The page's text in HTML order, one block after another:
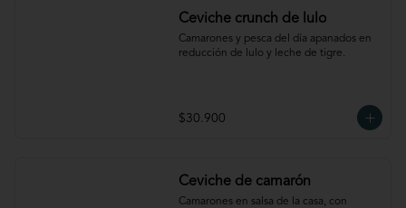
Ceviche crunch de lulo
Camarones y pesca del día apanados en
reducción de lulo y leche de tigre.
$30.900
Ceviche de camarón
Camarones en salsa de la casa, con